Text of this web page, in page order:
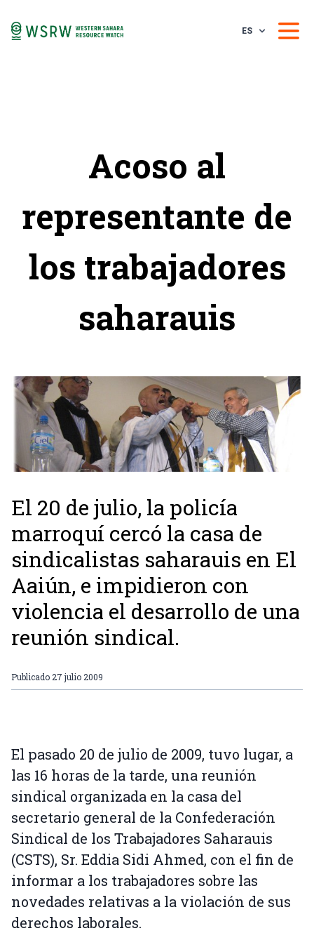
ES
Acoso al
representante de
los trabajadores
saharauis
El 20 de julio, la policía
marroquí cercó la casa de
sindicalistas saharauis en El
Aaiún, e impidieron con
violencia el desarrollo de una
reunión sindical.
Publicado27 julio 2009
El pasado 20 de julio de 2009, tuvo lugar, a
las 16 horas de la tarde, una reunión
sindical organizada en la casa del
secretario general de la Confederación
Sindical de los Trabajadores Saharauis
(CSTS), Sr. Eddia Sidi Ahmed, con el fin de
informar a los trabajadores sobre las
novedades relativas a la violación de sus
derechos laborales.